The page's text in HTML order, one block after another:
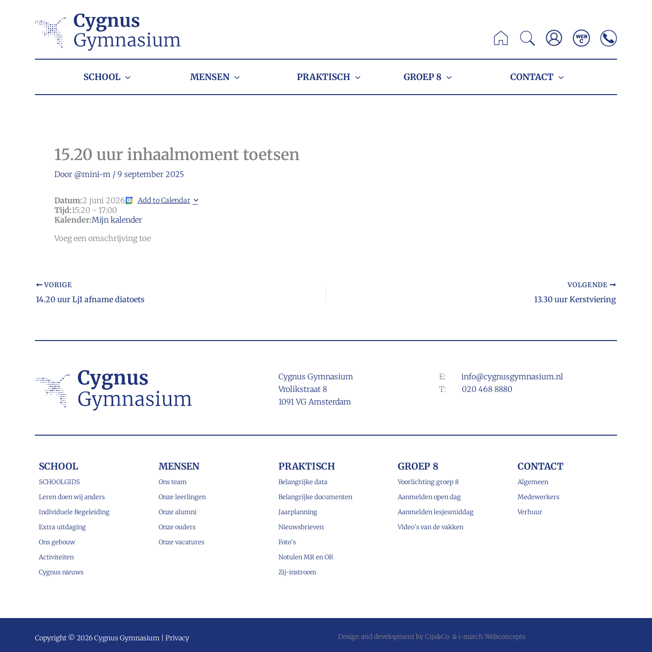
Zoeken
SCHOOL MENSEN PRAKTISCH GROEP 8 CONTACT
15.20 uur inhaalmoment toetsen
Door @mini-m / 9 september 2025
Datum:2 juni 2026 Add to Calendar
Tijd:15:20 - 17:00
Kalender:Mijn kalender
Voeg een omschrijving toe
VORIGE
14.20 uur Lj1 afname diatoets
VOLGENDE
13.30 uur Kerstviering
Cygnus Gymnasium
Vrolikstraat 8
1091 VG Amsterdam
E:info@cygnusgymnasium.nl
T: 020 468 8880
SCHOOL
SCHOOLGIDS
Leren doen wij anders
Individuele Begeleiding
Extra uitdaging
Ons gebouw
Activiteiten
Cygnus nieuws
MENSEN
Ons team
Onze leerlingen
Onze alumni
Onze ouders
Onze vacatures
PRAKTISCH
Belangrijke data
Belangrijke documenten
Jaarplanning
Nieuwsbrieven
Foto’s
Notulen MR en OR
Zij-instroom
GROEP 8
Voorlichting groep 8
Aanmelden open dag
Aanmelden lesjesmiddag
Video’s van de vakken
CONTACT
Algemeen
Medewerkers
Verhuur
Copyright © 2026 Cygnus Gymnasium | Privacy Design and development by Cijs&Co &i-match Webconcepts